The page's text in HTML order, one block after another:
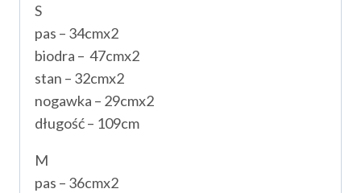
S
pas – 34cmx2
biodra – 47cmx2
stan – 32cmx2
nogawka – 29cmx2
długość – 109cm
M
pas – 36cmx2